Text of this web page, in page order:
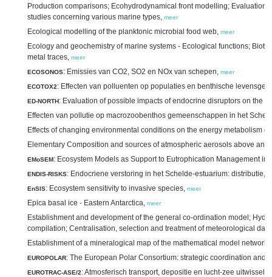
Production comparisons; Ecohydrodynamical front modelling; Evaluation
studies concerning various marine types, meer
Ecological modelling of the planktonic microbial food web, meer
Ecology and geochemistry of marine systems - Ecological functions;
metal traces, meer
ECOSONOS: Emissies van CO2, SO2 en NOx van schepen, meer
ECOTOX2: Effecten van polluenten op populaties en benthische
ED-NORTH: Evaluation of possible impacts of endocrine disruptors on the
Effecten van pollutie op macrozoobenthos gemeenschappen in het
Effects of changing environmental conditions on the energy metabolism
Elementary Composition and sources of atmospheric aerosols above
EMoSEM: Ecosystem Models as Support to Eutrophication Management in
ENDIS-RISKS: Endocriene verstoring in het Schelde-estuarium: distributie,
EnSIS: Ecosystem sensitivity to invasive species, meer
Epica basal ice - Eastern Antarctica, meer
Establishment and development of the general co-ordination model;
compilation; Centralisation, selection and treatment of meteorological
Establishment of a mineralogical map of the mathematical model network,
EUROPOLAR: The European Polar Consortium: strategic coordination
EUROTRAC-ASE/2: Atmosferisch transport, depositie en lucht-zee